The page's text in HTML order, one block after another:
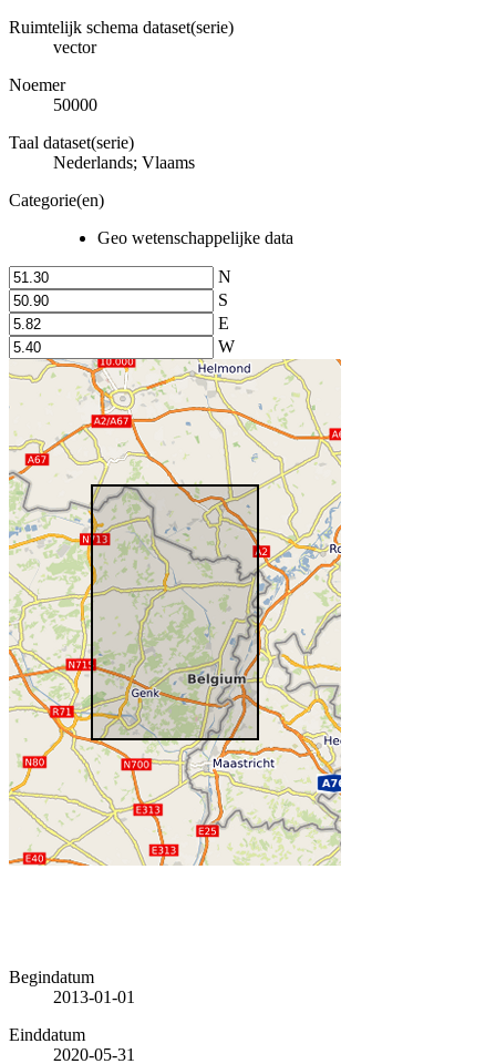
Ruimtelijk schema dataset(serie)
vector
Noemer
50000
Taal dataset(serie)
Nederlands; Vlaams
Categorie(en)
Geo wetenschappelijke data
N
S
E
W
Begindatum
2013-01-01
Einddatum
2020-05-31